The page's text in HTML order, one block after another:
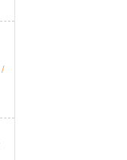
/